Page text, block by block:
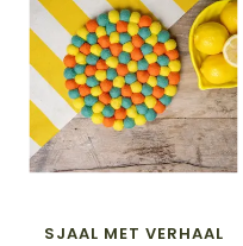
SJAAL MET VERHAAL